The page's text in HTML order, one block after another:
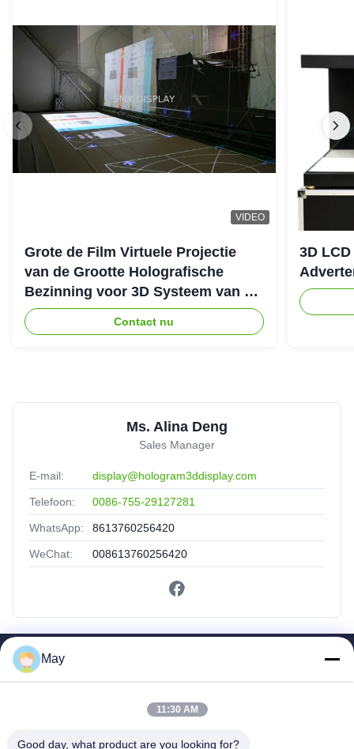
VIDEO
Grote de Film Virtuele Projectie
van de Grootte Holografische
Bezinning voor 3D Systeem van de
Hologramprojector
Contact nu
3D
Ms. Alina Deng
Sales Manager
E-mail: display@hologram3ddisplay.com
Telefoon: 0086-755-29127281
WhatsApp: 8613760256420
WeChat: 008613760256420
Producten
May
11:30 AM
Good day, what product are you looking for?